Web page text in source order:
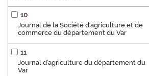
10
Journal de la Société d'agriculture et de
commerce du département du Var
11
Journal d'agriculture du département du
Var